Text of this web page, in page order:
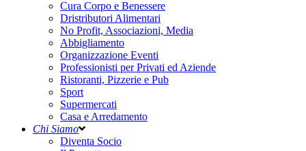
Cura Corpo e Benessere
Dristributori Alimentari
No Profit, Associazioni, Media
Abbigliamento
Organizzazione Eventi
Professionisti per Privati ed Aziende
Ristoranti, Pizzerie e Pub
Sport
Supermercati
Casa e Arredamento
Chi Siamo
Diventa Socio